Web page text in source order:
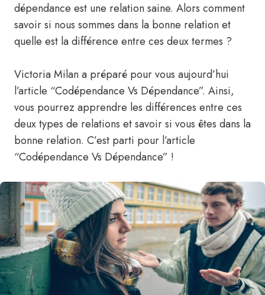
dépendance est une relation saine. Alors comment
savoir si nous sommes dans la bonne relation et
quelle est la différence entre ces deux termes ?
Victoria Milan a préparé pour vous aujourd’hui
l’article “Codépendance Vs Dépendance”. Ainsi,
vous pourrez apprendre les différences entre ces
deux types de relations et savoir si vous êtes dans la
bonne relation. C’est parti pour l’article
“Codépendance Vs Dépendance” !